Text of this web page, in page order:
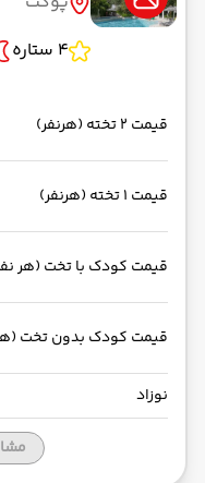
4 ستاره
قیمت 2 تخته (هرنفر)
قیمت 1 تخته (هرنفر)
قیمت کودک با تخت (هر
قیمت کودک بدون تخت
نوزاد